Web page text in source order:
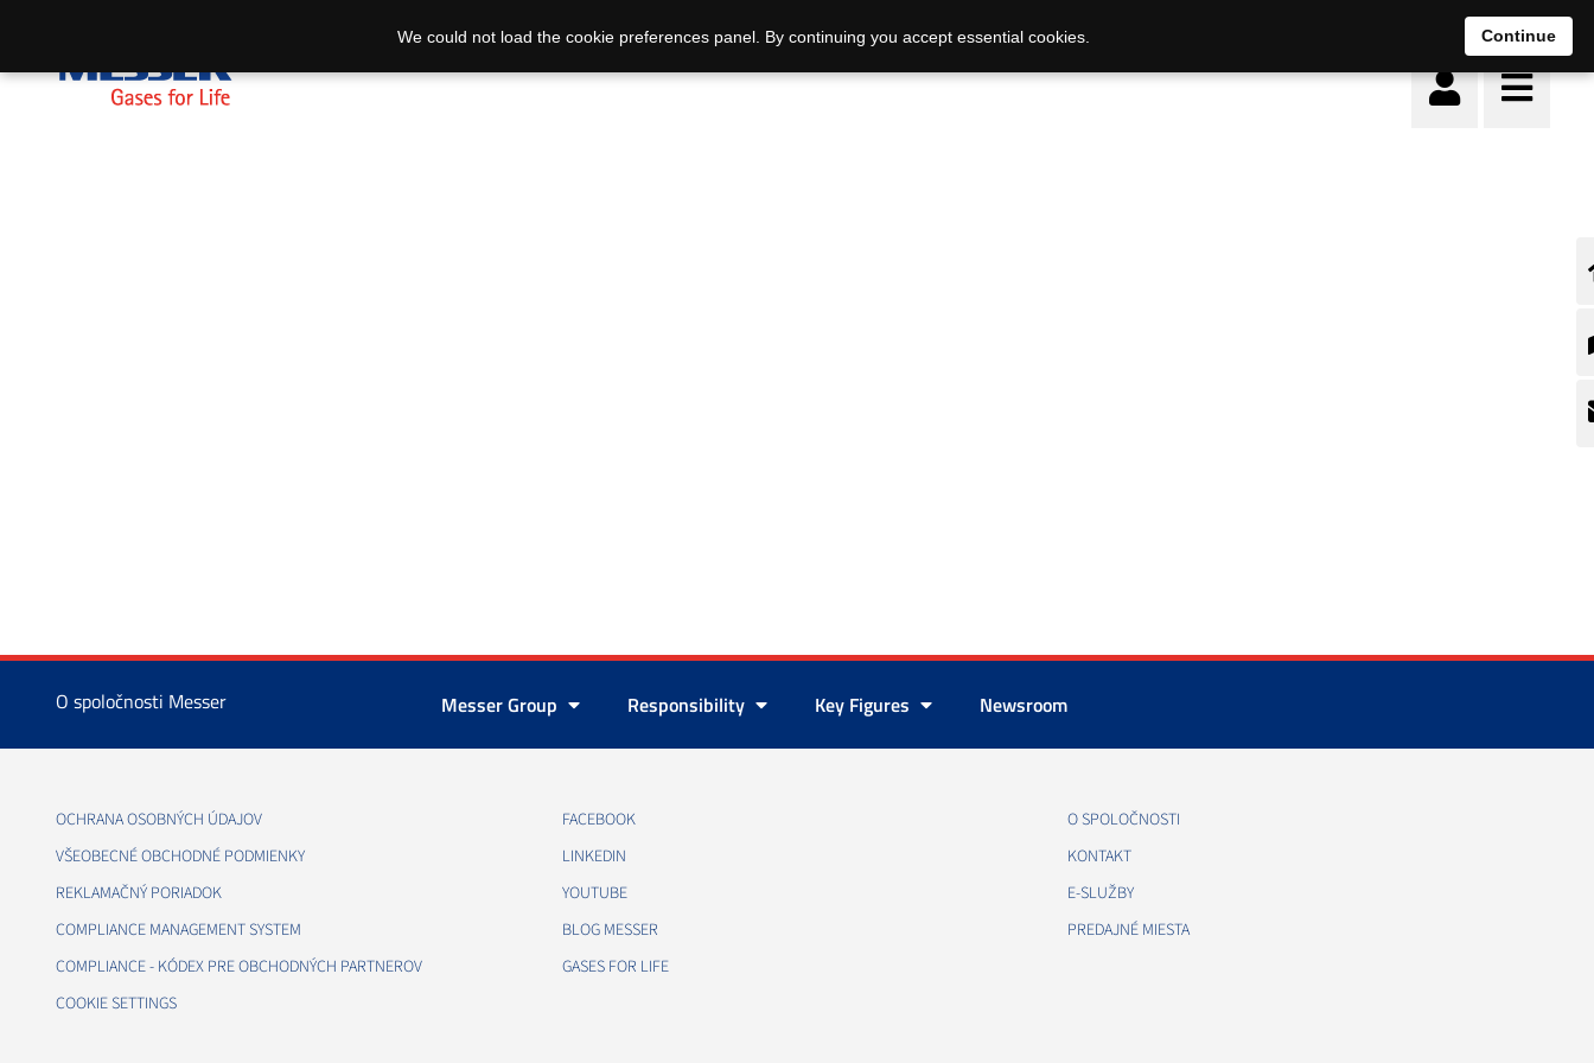
O spoločnosti Messer Messer Group Responsibility Key Figures Newsroom
OCHRANA OSOBNÝCH ÚDAJOV
VŠEOBECNÉ OBCHODNÉ PODMIENKY
REKLAMAČNÝ PORIADOK
COMPLIANCE MANAGEMENT SYSTEM
COMPLIANCE - KÓDEX PRE OBCHODNÝCH PARTNEROV
COOKIE SETTINGS
FACEBOOK
LINKEDIN
YOUTUBE
BLOG MESSER
GASES FOR LIFE
O SPOLOČNOSTI
KONTAKT
E-SLUŽBY
PREDAJNÉ MIESTA
We could not load the cookie preferences panel. By continuing you accept essential cookies. Continue